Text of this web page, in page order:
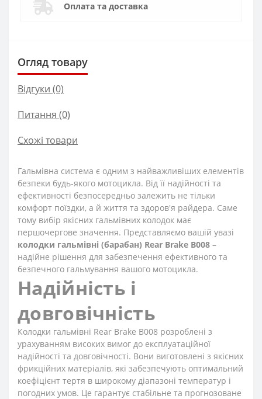
Оплата та доставка
Огляд товару
Відгуки (0)
Питання (0)
Схожі товари
Гальмівна система є одним з найважливіших елементів
безпеки будь-якого мотоцикла. Від її надійності та
ефективності безпосередньо залежить не тільки
комфорт поїздки, а й життя та здоров'я райдера. Саме
тому вибір якісних гальмівних колодок має
першочергове значення. Представляємо вашій увазі
колодки гальмівні (барабан) Rear Brake B008 –
надійне рішення для забезпечення ефективного та
безпечного гальмування вашого мотоцикла.
Надійність і
довговічність
Колодки гальмівні Rear Brake B008 розроблені з
урахуванням високих вимог до експлуатаційної
надійності та довговічності. Вони виготовлені з якісних
фрикційних матеріалів, які забезпечують оптимальний
коефіцієнт тертя в широкому діапазоні температур і
погодних умов. Це гарантує стабільне та прогнозоване